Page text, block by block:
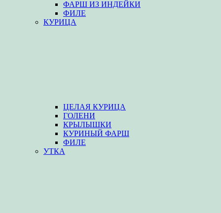
ФАРШ ИЗ ИНДЕЙКИ
ФИЛЕ
КУРИЦА
ЦЕЛАЯ КУРИЦА
ГОЛЕНИ
КРЫЛЫШКИ
КУРИНЫЙ ФАРШ
ФИЛЕ
УТКА